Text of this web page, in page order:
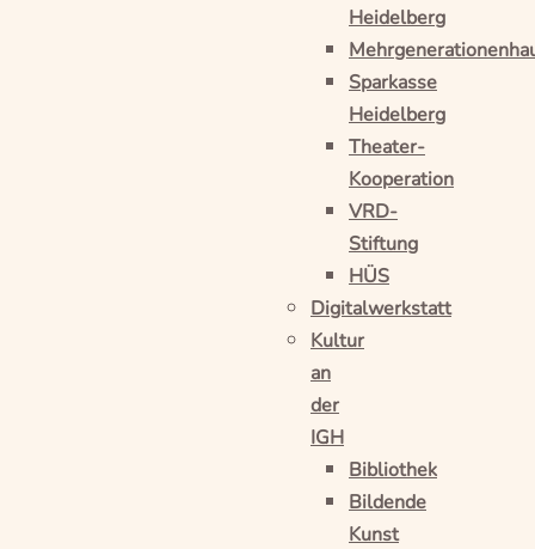
Heidelberg
Sparkasse
Heidelberg
Theater-
Kooperation
VRD-
Stiftung
HÜS
Digitalwerkstatt
Kultur
an
der
IGH
Bibliothek
Bildende
Kunst